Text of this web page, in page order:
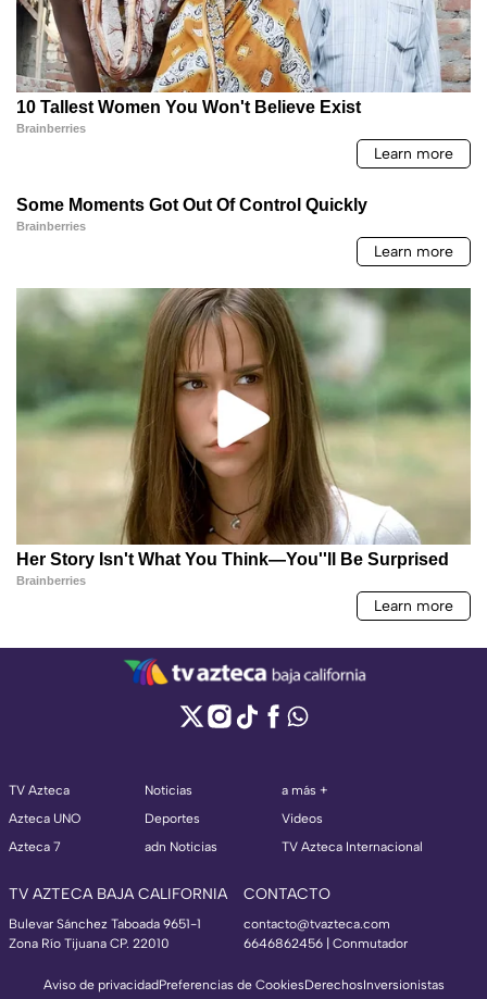
TV Azteca
Azteca UNO
Azteca 7
Noticias
Deportes
adn Noticias
a más +
Videos
TV Azteca Internacional
TV AZTECA BAJA CALIFORNIA
Bulevar Sánchez Taboada 9651-1
Zona Río Tijuana CP. 22010
CONTACTO
contacto@tvazteca.com
6646862456 | Conmutador
Aviso de privacidadPreferencias de CookiesDerechosInversionistas